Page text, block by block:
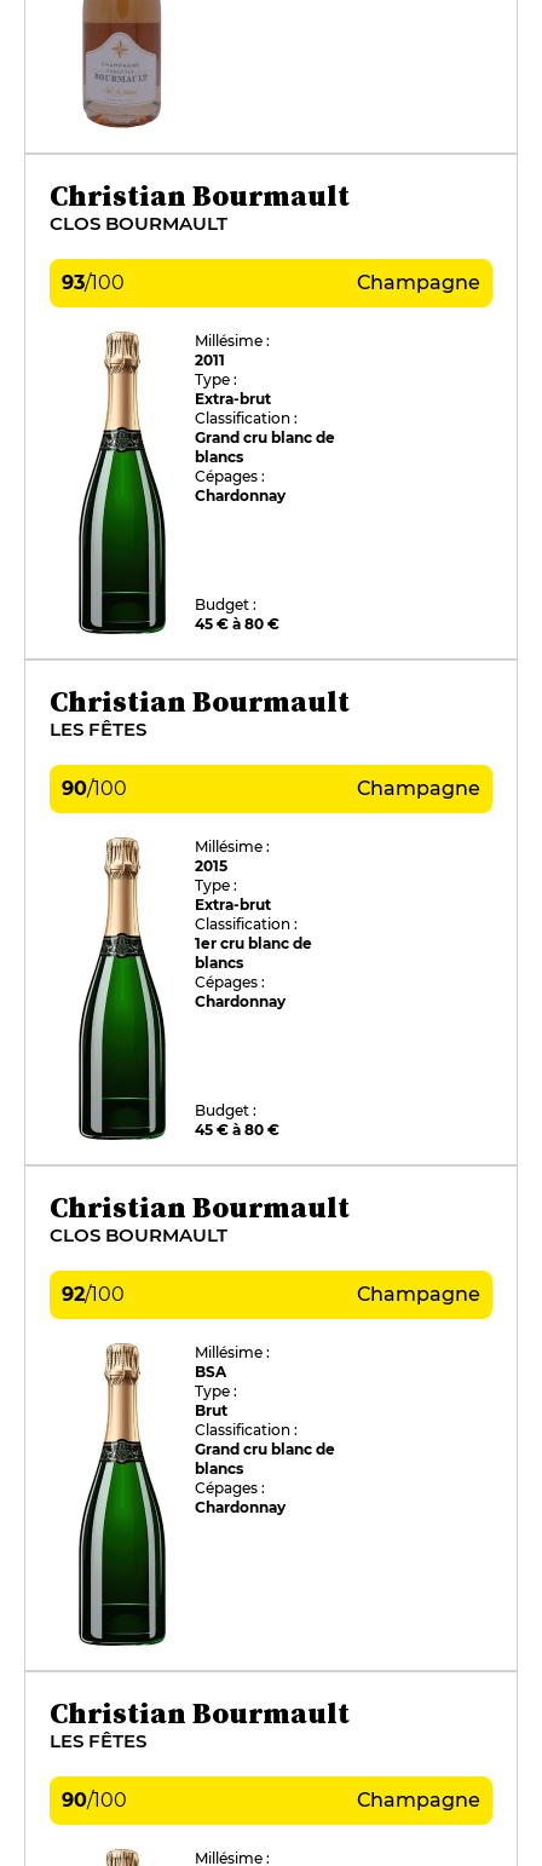
Christian Bourmault
CLOS BOURMAULT
93/100 Champagne
Millésime :
2011
Type :
Extra-brut
Classification :
Grand cru blanc de
blancs
Cépages :
Chardonnay
Budget :
45 € à 80 €
Christian Bourmault
LES FÊTES
90/100 Champagne
Millésime :
2015
Type :
Extra-brut
Classification :
1er cru blanc de
blancs
Cépages :
Chardonnay
Budget :
45 € à 80 €
Christian Bourmault
CLOS BOURMAULT
92/100 Champagne
Millésime :
BSA
Type :
Brut
Classification :
Grand cru blanc de
blancs
Cépages :
Chardonnay
Christian Bourmault
LES FÊTES
90/100 Champagne
Millésime :